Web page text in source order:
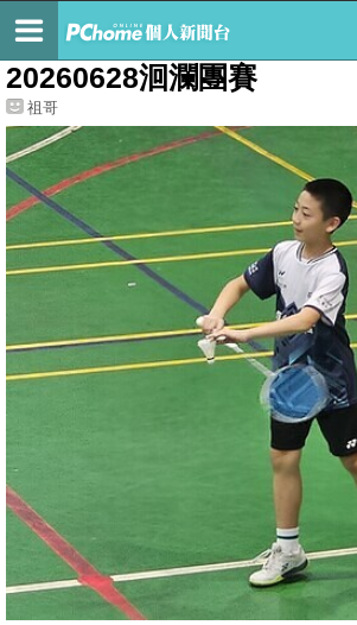
最新文章
20260628洄瀾團賽
祖哥